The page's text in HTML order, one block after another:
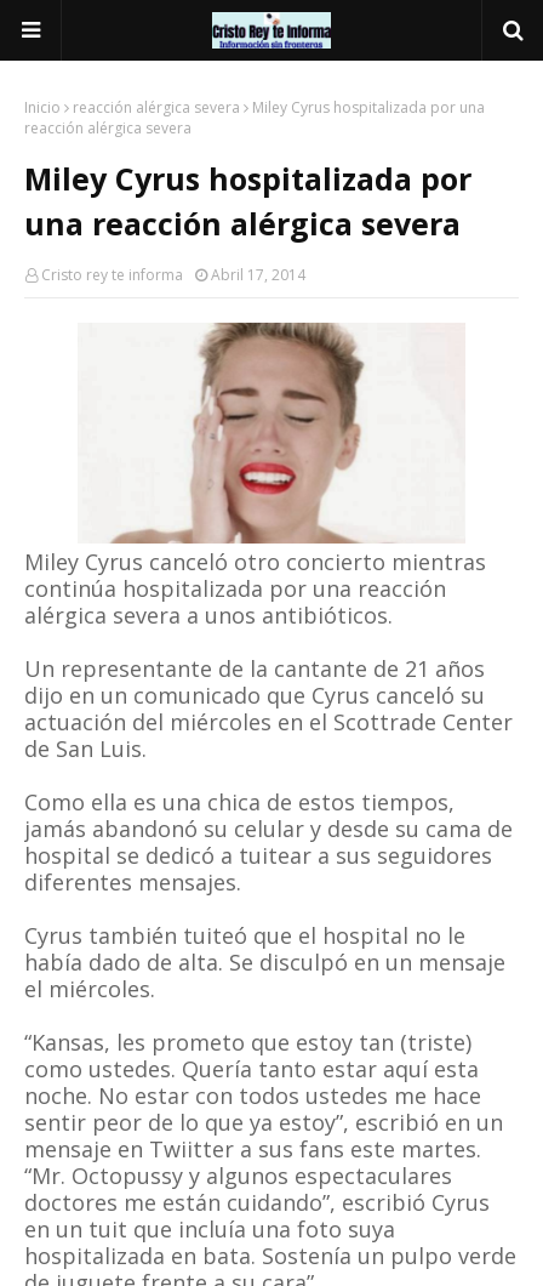
Inicio reacción alérgica severa
Miley Cyrus hospitalizada por una
reacción alérgica severa
Miley Cyrus hospitalizada por
una reacción alérgica severa
Cristo rey te informa Abril 17, 2014
Miley Cyrus canceló otro concierto mientras
continúa hospitalizada por una reacción
alérgica severa a unos antibióticos.
Un representante de la cantante de 21 años
dijo en un comunicado que Cyrus canceló su
actuación del miércoles en el Scottrade Center
de San Luis.
Como ella es una chica de estos tiempos,
jamás abandonó su celular y desde su cama de
hospital se dedicó a tuitear a sus seguidores
diferentes mensajes.
Cyrus también tuiteó que el hospital no le
había dado de alta. Se disculpó en un mensaje
el miércoles.
“Kansas, les prometo que estoy tan (triste)
como ustedes. Quería tanto estar aquí esta
noche. No estar con todos ustedes me hace
sentir peor de lo que ya estoy”, escribió en un
mensaje en Twiitter a sus fans este martes.
“Mr. Octopussy y algunos espectaculares
doctores me están cuidando”, escribió Cyrus
en un tuit que incluía una foto suya
hospitalizada en bata. Sostenía un pulpo verde